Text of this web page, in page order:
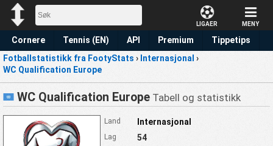
LIGAER MENY
Cornere Tennis (EN) API Premium
Tippetips
Fotballstatistikk fra FootyStats › Internasjonal ›
WC Qualification Europe
WC Qualification Europe Tabell og statistikk
Land Internasjonal
Lag 54